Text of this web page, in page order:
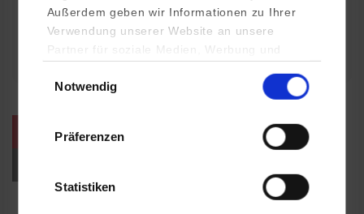
Außerdem geben wir Informationen zu Ihrer
Verwendung unserer Website an unsere
Partner für soziale Medien, Werbung und
YouTube, Google Maps) führen diese
Daten zusammen, die Sie ihnen bereitgestellt
haben oder die sie im Rahmen Ihrer Nutzung
Notwendig
Präferenzen
Statistiken
nachhaltige Mobilität in Stadt und…
weitere Veranstaltungen / Termine